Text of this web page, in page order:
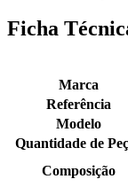
Ficha
Marca
Referência
Modelo
Quantidade de
Composição